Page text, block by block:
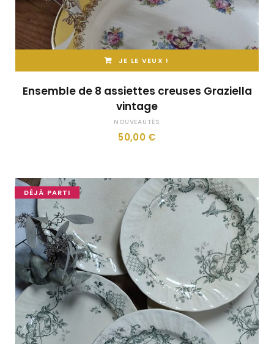
JE LE VEUX !
Ensemble de 8 assiettes creuses Graziella
vintage
NOUVEAUTÉS
50,00 €
DÉJÀ PARTI